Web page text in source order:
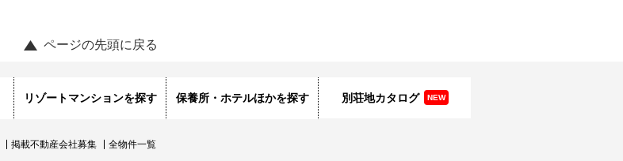
ページの先頭に戻る
リゾートマンションを探す 保養所・ホテルほかを探す 別荘地カタログ NEW
掲載不動産会社募集 全物件一覧